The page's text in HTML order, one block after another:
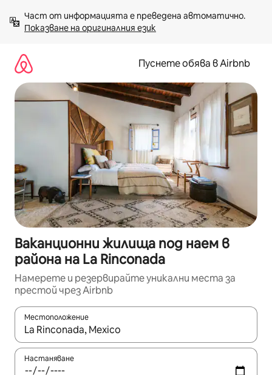
към
съдържанието
Показване на оригиналния език
Пуснете обява в Airbnb
Ваканционни жилища под наем в
района на La Rinconada
Намерете и резервирайте уникални места за
престой чрез Airbnb
Местоположение
Когато резултатите се покажат, използвайте
Настаняване